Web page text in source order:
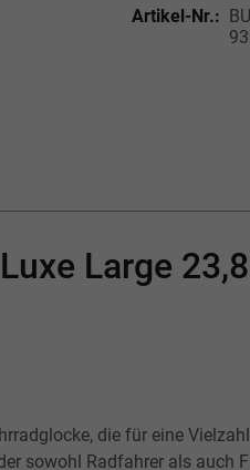
Artikel-Nr.:
Large
die für eine
sowohl Radfahrer als auch